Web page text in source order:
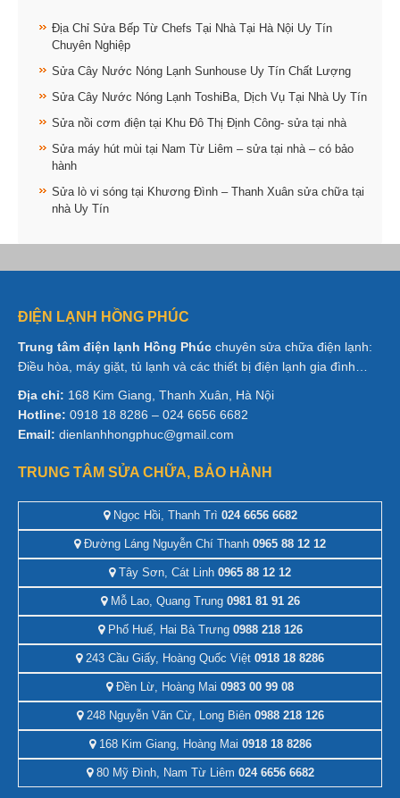
Địa Chỉ Sửa Bếp Từ Chefs Tại Nhà Tại Hà Nội Uy Tín
Chuyên Nghiệp
Sửa Cây Nước Nóng Lạnh Sunhouse Uy Tín Chất Lượng
Sửa Cây Nước Nóng Lạnh ToshiBa, Dịch Vụ Tại Nhà Uy Tín
Sửa nồi cơm điện tại Khu Đô Thị Định Công- sửa tại nhà
Sửa máy hút mùi tại Nam Từ Liêm – sửa tại nhà – có bảo
hành
Sửa lò vi sóng tại Khương Đình – Thanh Xuân sửa chữa tại
nhà Uy Tín
ĐIỆN LẠNH HỒNG PHÚC
Trung tâm điện lạnh Hồng Phúc chuyên sửa chữa điện lạnh:
Điều hòa, máy giặt, tủ lạnh và các thiết bị điện lạnh gia đình…
Địa chỉ: 168 Kim Giang, Thanh Xuân, Hà Nội
Hotline: 0918 18 8286 – 024 6656 6682
Email: dienlanhhongphuc@gmail.com
TRUNG TÂM SỬA CHỮA, BẢO HÀNH
Ngọc Hồi, Thanh Trì 024 6656 6682
Đường Láng Nguyễn Chí Thanh 0965 88 12 12
Tây Sơn, Cát Linh 0965 88 12 12
Mỗ Lao, Quang Trung0981 81 91 26
Phố Huế, Hai Bà Trưng0988 218 126
243 Cầu Giấy, Hoàng Quốc Việt 0918 18 8286
Đền Lừ, Hoàng Mai 0983 00 99 08
248 Nguyễn Văn Cừ, Long Biên0988 218 126
168 Kim Giang, Hoàng Mai 0918 18 8286
80 Mỹ Đình, Nam Từ Liêm 024 6656 6682